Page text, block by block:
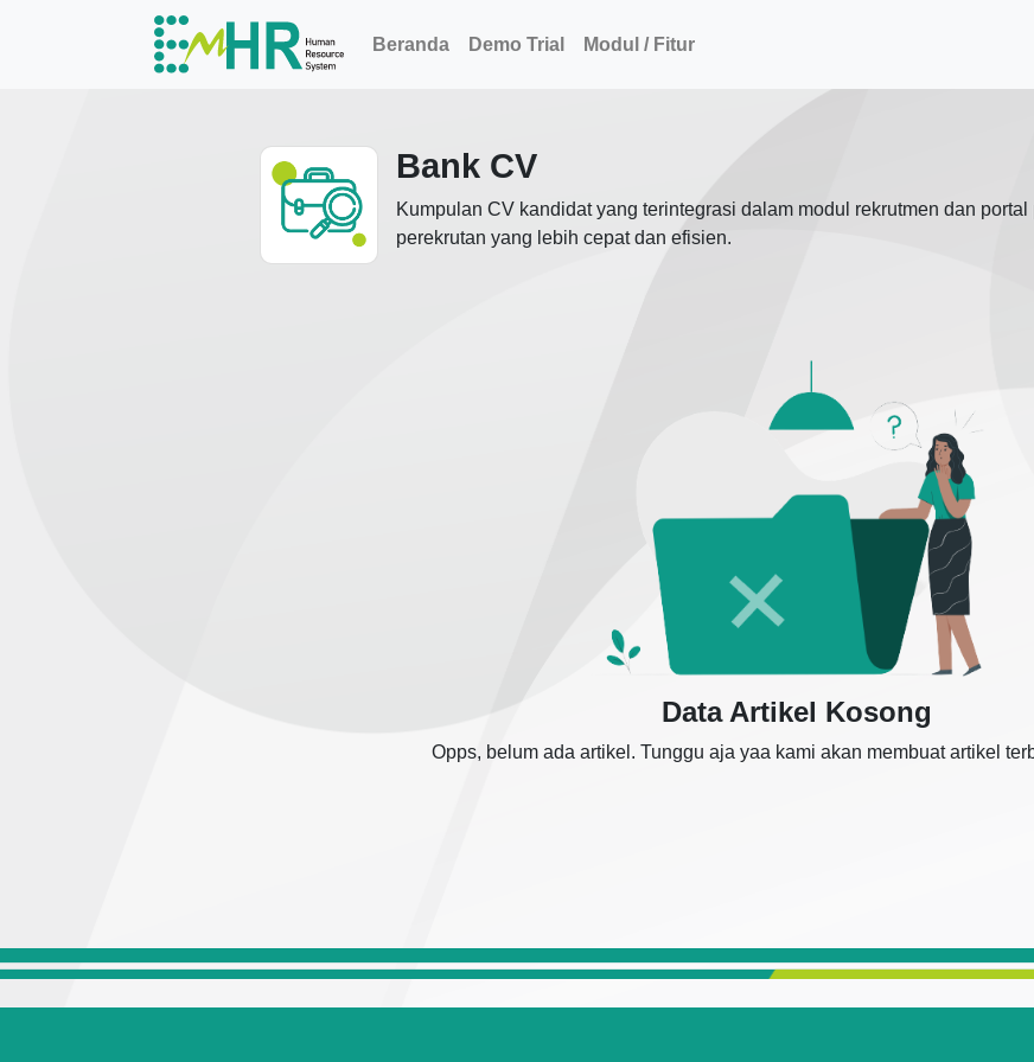
Beranda Demo Trial Modul / Fitur
Bank CV
Kumpulan CV kandidat yang terintegrasi dalam modul rekrutmen dan
perekrutan yang lebih cepat dan efisien.
Data Artikel Kosong
Opps, belum ada artikel. Tunggu aja yaa kami akan membuat artikel